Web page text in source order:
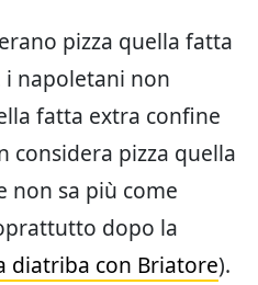
pizza quella fatta
napoletani non
fatta extra confine
considera pizza quella
non sa più come
dopo la
diatriba con Briatore).